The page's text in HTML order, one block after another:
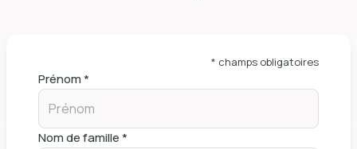
* champs obligatoires
Prénom *
Nom de famille *